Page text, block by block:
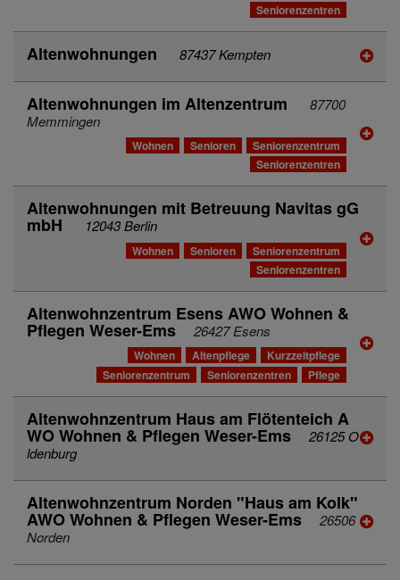
Seniorenzentren
Altenwohnungen 87437 Kempten
Altenwohnungen im Altenzentrum
87700
Memmingen
Wohnen Senioren
Seniorenzentrum
Seniorenzentren
Altenwohnungen mit Betreuung Navitas gG
mbH 12043 Berlin
Wohnen Senioren
Seniorenzentrum
Seniorenzentren
Altenwohnzentrum Esens AWO Wohnen &
Pflegen Weser-Ems 26427 Esens
Wohnen Altenpflege
Kurzzeitpflege
Seniorenzentrum
Seniorenzentren Pflege
Altenwohnzentrum Haus am Flötenteich A
WO Wohnen & Pflegen Weser-Ems
26125 O
ldenburg
Altenwohnzentrum Norden "Haus am Kolk"
AWO Wohnen & Pflegen Weser-Ems
26506
Norden